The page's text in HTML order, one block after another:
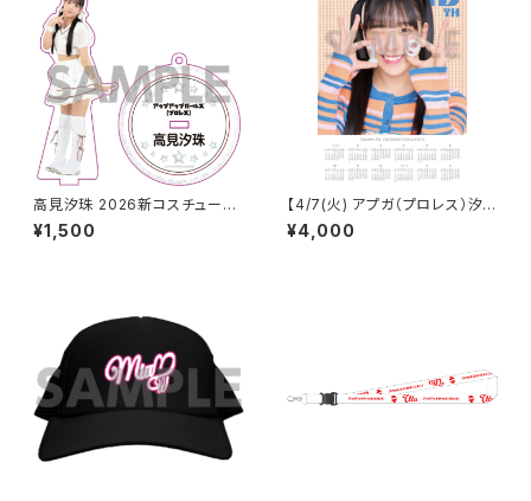
高見汐珠 2026新コスチューム
アクリルスタンドキーホルダー
¥1,500
【4/7(火) アプガ（プロレス）汐
珠生誕】 A3カレンダーポスター
（サイン付き）
¥4,000